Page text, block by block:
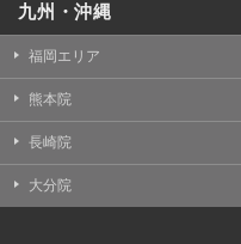
九州・沖縄
福岡エリア
熊本院
長崎院
大分院